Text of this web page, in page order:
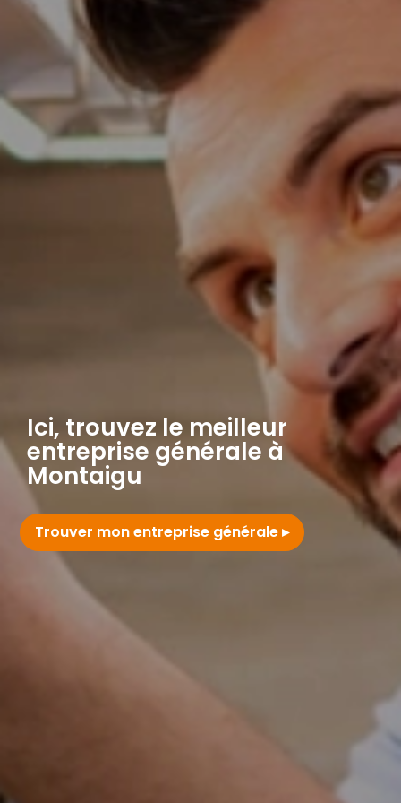
Ici, trouvez le meilleur
entreprise générale à
Montaigu
Trouver mon entreprise générale